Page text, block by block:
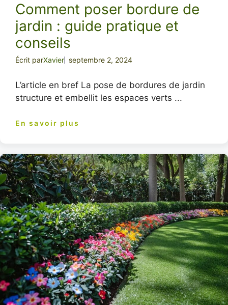
Comment poser bordure de
jardin : guide pratique et
conseils
Écrit parXavier septembre 2, 2024
L’article en bref La pose de bordures de jardin
structure et embellit les espaces verts ...
En savoir plus